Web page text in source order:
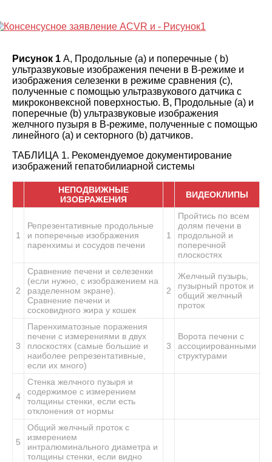
Рисунок 1 А, Продольные (а) и поперечные ( b)
ультразвуковые изображения печени в B-режиме и
изображения селезенки в режиме сравнения (с),
полученные с помощью ультразвукового датчика с
микроконвексной поверхностью. B, Продольные (а) и
поперечные (b) ультразвуковые изображения
желчного пузыря в В-режиме, полученные с помощью
линейного (а) и секторного (b) датчиков.
ТАБЛИЦА 1. Рекомендуемое документирование
изображений гепатобилиарной системы
НЕПОДВИЖНЫЕ
ИЗОБРАЖЕНИЯ
ВИДЕОКЛИПЫ
1
Репрезентативные продольные
и поперечные изображения
паренхимы и сосудов печени
1
Пройтись по всем
долям печени в
продольной и
поперечной
плоскостях
2
Сравнение печени и селезенки
(если нужно, с изображением на
разделенном экране).
Сравнение печени и
сосковидного жира у кошек
2
Желчный пузырь,
пузырный проток и
общий желчный
проток
3
Паренхиматозные поражения
печени с измерениями в двух
плоскостях (самые большие и
наиболее репрезентативные,
если их много)
3
Ворота печени с
ассоциированными
структурами
4
Стенка желчного пузыря и
содержимое с измерением
толщины стенки, если есть
отклонения от нормы
5
Общий желчный проток с
измерением
интралюминального диаметра и
толщины стенки, если видно